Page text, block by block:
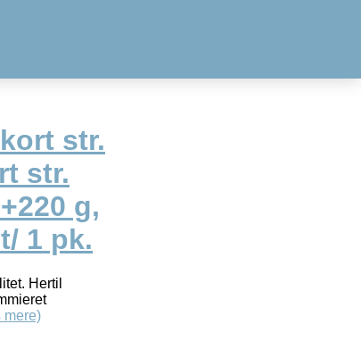
str.
str.
g,
1 pk.
Hertil